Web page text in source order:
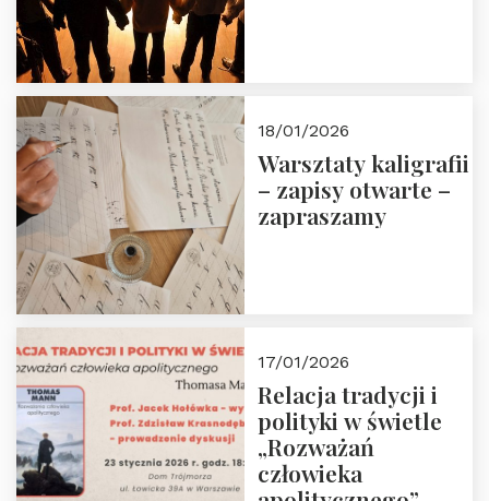
18/01/2026
Warsztaty kaligrafii
– zapisy otwarte –
zapraszamy
17/01/2026
Relacja tradycji i
polityki w świetle
„Rozważań
człowieka